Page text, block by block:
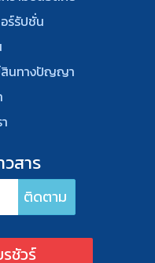
ร์รัปชั่น
สินทางปัญญา
สาร
ชัวร์